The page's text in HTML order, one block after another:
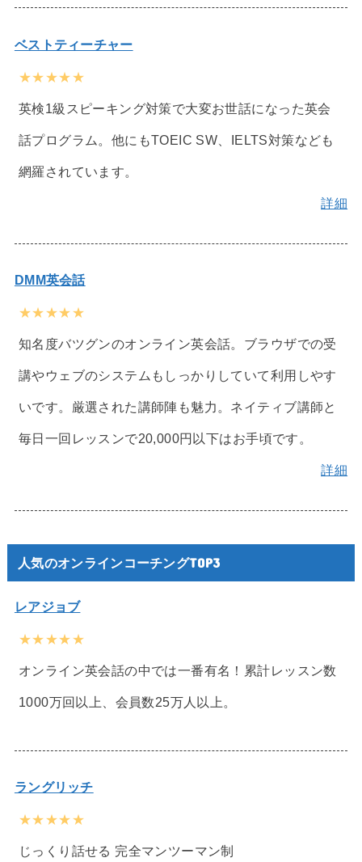
ベストティーチャー
★★★★★
英検1級スピーキング対策で大変お世話になった英会
話プログラム。他にもTOEIC SW、IELTS対策なども
網羅されています。
詳細
DMM英会話
★★★★★
知名度バツグンのオンライン英会話。ブラウザでの受
講やウェブのシステムもしっかりしていて利用しやす
いです。厳選された講師陣も魅力。ネイティブ講師と
毎日一回レッスンで20,000円以下はお手頃です。
詳細
人気のオンラインコーチングTOP3
レアジョブ
★★★★★
オンライン英会話の中では一番有名！累計レッスン数
1000万回以上、会員数25万人以上。
ラングリッチ
★★★★★
じっくり話せる 完全マンツーマン制